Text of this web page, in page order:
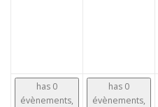
has 0
évènements,
has 0
évènements,